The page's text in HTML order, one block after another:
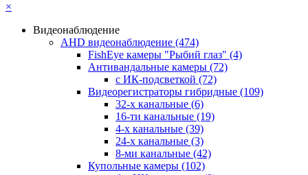
×
Видеонаблюдение
AHD видеонаблюдение (474)
FishEye камеры "Рыбий глаз" (4)
Антивандальные камеры (72)
с ИК-подсветкой (72)
Видеорегистраторы гибридные (109)
32-х канальные (6)
16-ти канальные (19)
4-х канальные (39)
24-х канальные (3)
8-ми канальные (42)
Купольные камеры (102)